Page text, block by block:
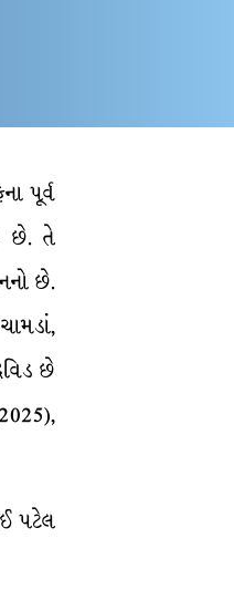
પૂર્વ
છે. તે
છે.
છે
પટેલ